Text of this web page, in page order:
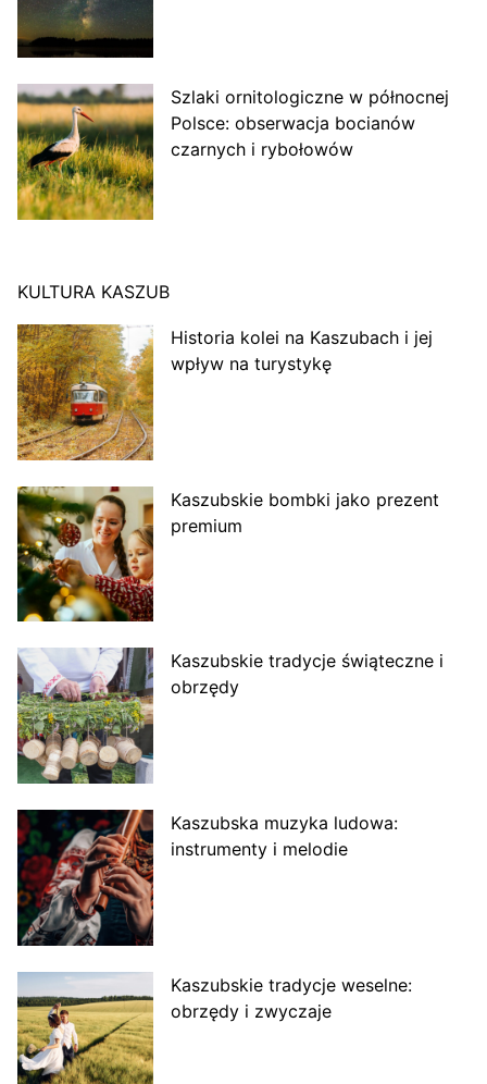
Szlaki ornitologiczne w północnej
Polsce: obserwacja bocianów
czarnych i rybołowów
KULTURA KASZUB
Historia kolei na Kaszubach i jej
wpływ na turystykę
Kaszubskie bombki jako prezent
premium
Kaszubskie tradycje świąteczne i
obrzędy
Kaszubska muzyka ludowa:
instrumenty i melodie
Kaszubskie tradycje weselne:
obrzędy i zwyczaje